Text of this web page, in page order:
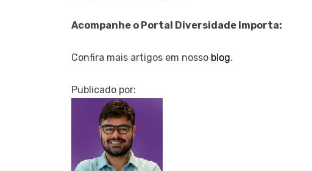
Acompanhe o Portal Diversidade Importa:
Confira mais artigos em nosso blog.
Publicado por: